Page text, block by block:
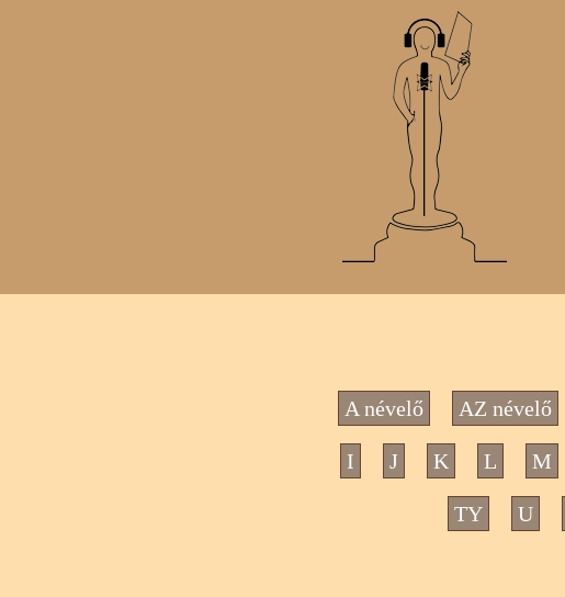
A névelő AZ névelő
I J K L M
TY U